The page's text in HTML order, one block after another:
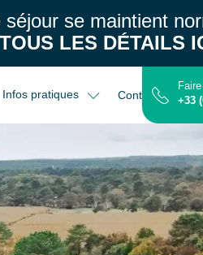
se maintient
TOUS LES DÉTAILS
Infos pratiques Contact Plan
+33